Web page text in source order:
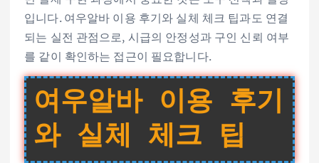
입니다. 여우알바 이용 후기와 실체 체크 팁과도 연결
되는 실전 관점으로, 시급의 안정성과 구인 신뢰 여부
를 같이 확인하는 접근이 필요합니다.
여우알바 이용 후기
와 실체 체크 팁